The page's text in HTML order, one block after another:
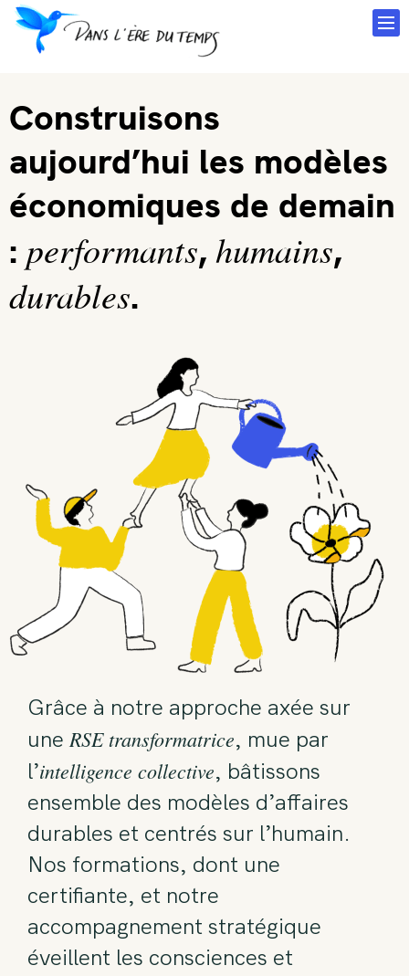
Construisons
aujourd’hui les modèles
économiques de demain
: performants, humains,
durables.
Grâce à notre approche axée sur
une RSE transformatrice, mue par
l’intelligence collective, bâtissons
ensemble des modèles d’affaires
durables et centrés sur l’humain.
Nos formations, dont une
certifiante, et notre
accompagnement stratégique
éveillent les consciences et